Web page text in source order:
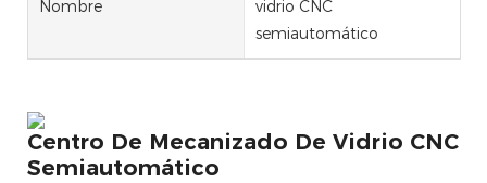
Nombre
vidrio CNC
semiautomático
Centro De Mecanizado De Vidrio CNC
Semiautomático